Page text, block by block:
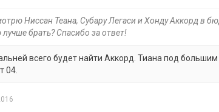
Ниссан Теана, Субару Легаси и Хонду Аккорд в
лучше брать? Спасибо за ответ!
всего будет найти Аккорд. Тиана под
04.